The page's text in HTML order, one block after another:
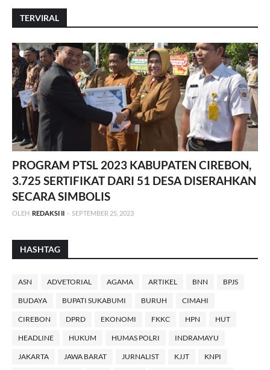
TERVIRAL
PROGRAM PTSL 2023 KABUPATEN CIREBON,
3.725 SERTIFIKAT DARI 51 DESA DISERAHKAN
SECARA SIMBOLIS
OLEH REDAKSI II - SEPTEMBER 25, 2023
HASHTAG
ASN ADVETORIAL AGAMA ARTIKEL BNN BPJS
BUDAYA BUPATI SUKABUMI BURUH CIMAHI
CIREBON DPRD EKONOMI FKKC HPN HUT
HEADLINE HUKUM HUMAS POLRI INDRAMAYU
JAKARTA JAWA BARAT JURNALIST KJJT KNPI